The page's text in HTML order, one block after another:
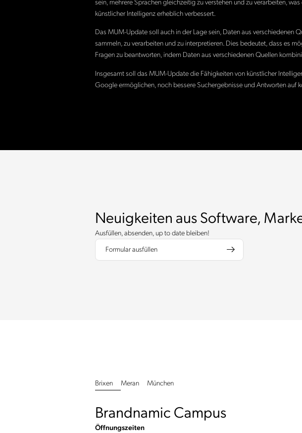
sein, mehrere Sprachen gleichzeitig zu verstehen und zu verarbeiten,
künstlicher Intelligenz erheblich verbessert.
Das MUM-Update soll auch in der Lage sein, Daten aus verschiedenen
sammeln, zu verarbeiten und zu interpretieren. Dies bedeutet, dass es
Fragen zu beantworten, indem Daten aus verschiedenen Quellen
Insgesamt soll das MUM-Update die Fähigkeiten von künstlicher
Google ermöglichen, noch bessere Suchergebnisse und Antworten auf
Neuigkeiten aus Software,
Ausfüllen, absenden, up to date bleiben!
Formular ausfüllen
Brixen Meran München
Brandnamic Campus
Öffnungszeiten